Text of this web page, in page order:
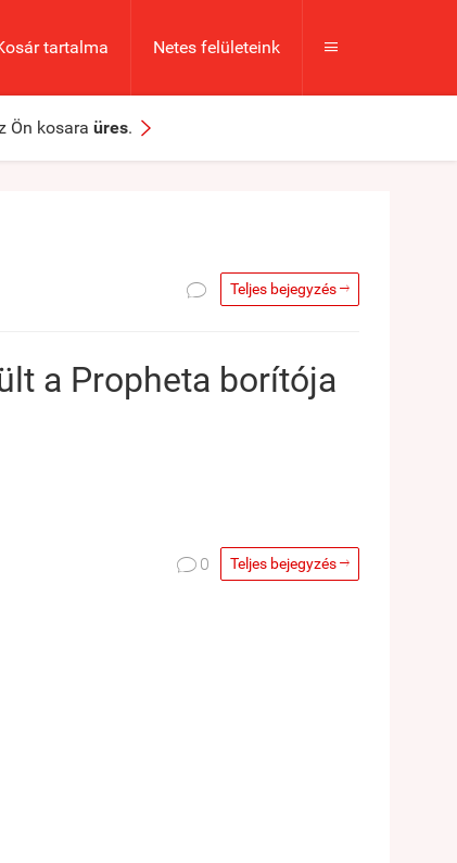
tartalma Netes felületeink 
Ön kosara üres. 
 Teljes bejegyzés 
a Propheta borítója
 0 Teljes bejegyzés 